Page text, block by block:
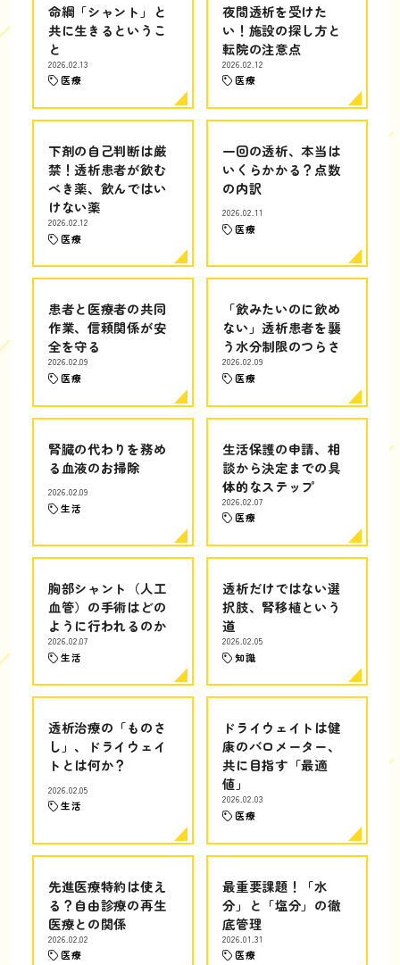
命綱「シャント」と
共に生きるというこ
と
2026.02.13
医療
夜間透析を受けた
い！施設の探し方と
転院の注意点
2026.02.12
医療
下剤の自己判断は厳
禁！透析患者が飲む
べき薬、飲んではい
けない薬
2026.02.12
医療
一回の透析、本当は
いくらかかる？点数
の内訳
2026.02.11
医療
患者と医療者の共同
作業、信頼関係が安
全を守る
2026.02.09
医療
「飲みたいのに飲め
ない」透析患者を襲
う水分制限のつらさ
2026.02.09
医療
腎臓の代わりを務め
る血液のお掃除
2026.02.09
生活
生活保護の申請、相
談から決定までの具
体的なステップ
2026.02.07
医療
胸部シャント（人工
血管）の手術はどの
ように行われるのか
2026.02.07
生活
透析だけではない選
択肢、腎移植という
道
2026.02.05
知識
透析治療の「ものさ
し」、ドライウェイ
トとは何か？
2026.02.05
生活
ドライウェイトは健
康のバロメーター、
共に目指す「最適
値」
2026.02.03
医療
先進医療特約は使え
る？自由診療の再生
医療との関係
2026.02.02
医療
最重要課題！「水
分」と「塩分」の徹
底管理
2026.01.31
医療